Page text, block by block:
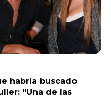
habría buscado
“Una de las